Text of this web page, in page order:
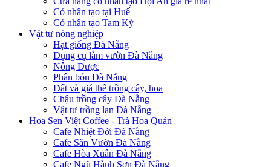
Cỏ nhân tạo tại Huế
Cỏ nhân tạo Tam Kỳ
Vật tư nông nghiệp
Hạt giống Đà Nẵng
Dụng cụ làm vườn Đà Nẵng
Nông Dược
Phân bón Đà Nẵng
Đất và giá thể trồng cây, hoa
Chậu trồng cây Đà Nẵng
Vật tư trồng lan Đà Nẵng
Hoa Sen Việt Coffee - Trà Hoa Quán
Cafe Nhiệt Đới Đà Nẵng
Cafe Sân Vườn Đà Nẵng
Cafe Hòa Xuân Đà Nẵng
Cafe Ngũ Hành Sơn Đà Nẵng